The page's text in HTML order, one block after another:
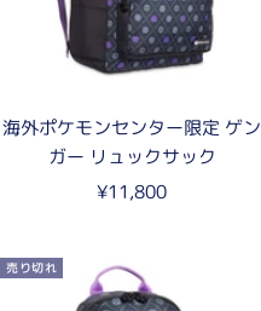
海外ポケモンセンター限定 ゲン
ガー リュックサック
セ
価
¥11,800
売り切れ